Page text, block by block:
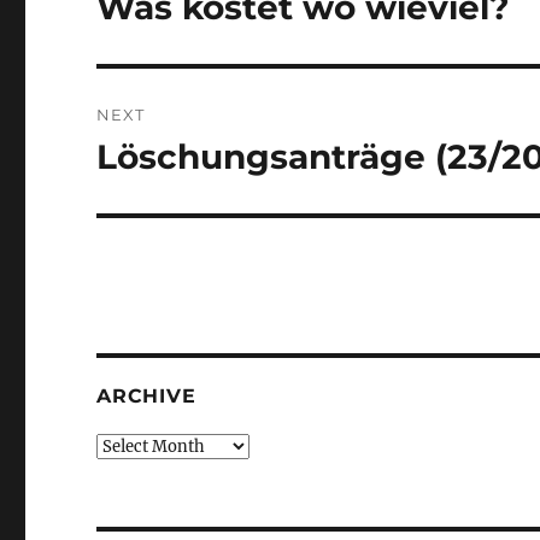
NEXT
Next
Löschungsanträge (23/
ARCHIVE
Archive